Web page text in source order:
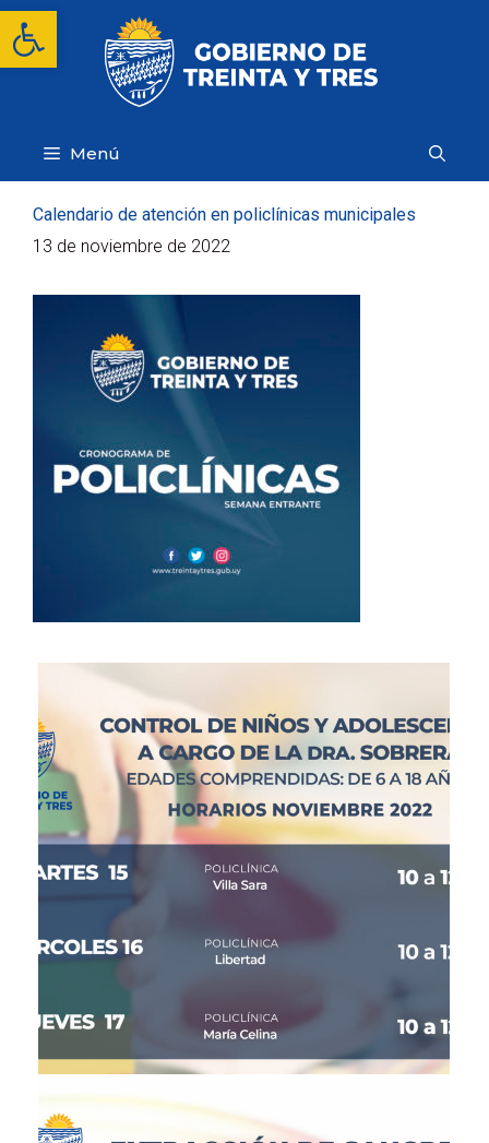
Abrir barra de herramientas
Saltar
contenido
Menú
Calendario de atención en policlínicas municipales
13 de noviembre de 2022